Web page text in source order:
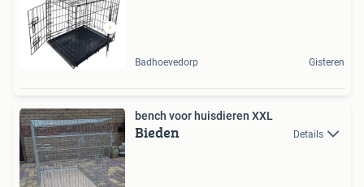
Badhoevedorp Gisteren
bench voor huisdieren XXL
Bieden Details